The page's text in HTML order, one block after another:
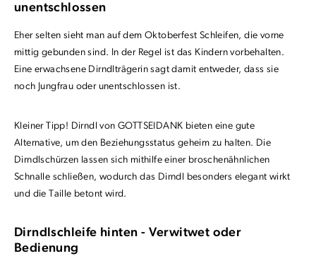
unentschlossen
Eher selten sieht man auf dem Oktoberfest Schleifen, die vorne
mittig gebunden sind. In der Regel ist das Kindern vorbehalten.
Eine erwachsene Dirndlträgerin sagt damit entweder, dass sie
noch Jungfrau oder unentschlossen ist.
Kleiner Tipp! Dirndl von GOTTSEIDANK bieten eine gute
Alternative, um den Beziehungsstatus geheim zu halten. Die
Dirndlschürzen lassen sich mithilfe einer broschenähnlichen
Schnalle schließen, wodurch das Dirndl besonders elegant wirkt
und die Taille betont wird.
Dirndlschleife hinten - Verwitwet oder
Bedienung